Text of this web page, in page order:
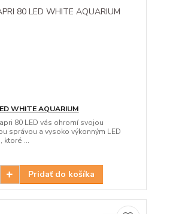
WHITE AQUARIUM
80 LED vás ohromí svojou
správou a vysoko výkonným LED
ktoré ...
Pridať do košíka